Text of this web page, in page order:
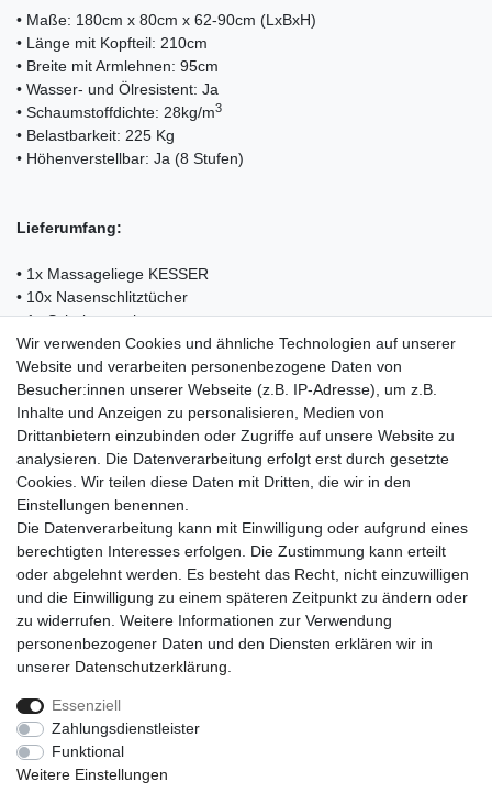
• Maße: 180cm x 80cm x 62-90cm (LxBxH)
• Länge mit Kopfteil: 210cm
• Breite mit Armlehnen: 95cm
• Wasser- und Ölresistent: Ja
• Schaumstoffdichte: 28kg/m3
• Belastbarkeit: 225 Kg
• Höhenverstellbar: Ja (8 Stufen)
Lieferumfang:
• 1x Massageliege KESSER
• 10x Nasenschlitztücher
• 1x Schultertasche
• 1x Seitentasche
• 1x Gesichtspolster
• 2x Armablage
Einkaufen
Zahlungsarten
Versandarten & -kosten
Warenkorb
Mein Konto
Anmelden
Registrieren
Unternehmen
Kontakt
Wir verwenden Cookies und ähnliche Technologien auf unserer
Website und verarbeiten personenbezogene Daten von
Besucher:innen unserer Webseite (z.B. IP-Adresse), um z.B.
Inhalte und Anzeigen zu personalisieren, Medien von
Drittanbietern einzubinden oder Zugriffe auf unsere Website zu
analysieren. Die Datenverarbeitung erfolgt erst durch gesetzte
Cookies. Wir teilen diese Daten mit Dritten, die wir in den
Einstellungen benennen.
Die Datenverarbeitung kann mit Einwilligung oder aufgrund eines
berechtigten Interesses erfolgen. Die Zustimmung kann erteilt
oder abgelehnt werden. Es besteht das Recht, nicht einzuwilligen
und die Einwilligung zu einem späteren Zeitpunkt zu ändern oder
zu widerrufen. Weitere Informationen zur Verwendung
personenbezogener Daten und den Diensten erklären wir in
unserer Daten­schutz­erklärung
Essenziell
Zahlungsdienstleister
Funktional
Weitere Einstellungen